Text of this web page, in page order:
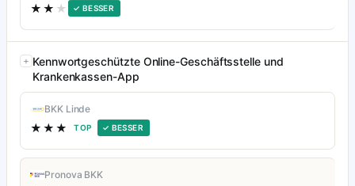
★★ ★ ✓ BESSER
Kennwortgeschützte Online-Geschäftsstelle und
Krankenkassen-App
BKK Linde
★★★ TOP ✓ BESSER
Pronova BKK